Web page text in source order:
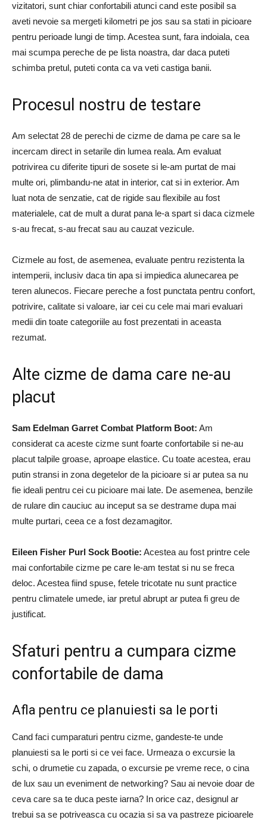
vizitatori, sunt chiar confortabili atunci cand este posibil sa
aveti nevoie sa mergeti kilometri pe jos sau sa stati in picioare
pentru perioade lungi de timp. Acestea sunt, fara indoiala, cea
mai scumpa pereche de pe lista noastra, dar daca puteti
schimba pretul, puteti conta ca va veti castiga banii.
Procesul nostru de testare
Am selectat 28 de perechi de cizme de dama pe care sa le
incercam direct in setarile din lumea reala. Am evaluat
potrivirea cu diferite tipuri de sosete si le-am purtat de mai
multe ori, plimbandu-ne atat in ​​interior, cat si in exterior. Am
luat nota de senzatie, cat de rigide sau flexibile au fost
materialele, cat de mult a durat pana le-a spart si daca cizmele
s-au frecat, s-au frecat sau au cauzat vezicule.
Cizmele au fost, de asemenea, evaluate pentru rezistenta la
intemperii, inclusiv daca tin apa si impiedica alunecarea pe
teren alunecos. Fiecare pereche a fost punctata pentru confort,
potrivire, calitate si valoare, iar cei cu cele mai mari evaluari
medii din toate categoriile au fost prezentati in aceasta
rezumat.
Alte cizme de dama care ne-au
placut
Sam Edelman Garret Combat Platform Boot: Am
considerat ca aceste cizme sunt foarte confortabile si ne-au
placut talpile groase, aproape elastice. Cu toate acestea, erau
putin stransi in zona degetelor de la picioare si ar putea sa nu
fie ideali pentru cei cu picioare mai late. De asemenea, benzile
de rulare din cauciuc au inceput sa se destrame dupa mai
multe purtari, ceea ce a fost dezamagitor.
Eileen Fisher Purl Sock Bootie: Acestea au fost printre cele
mai confortabile cizme pe care le-am testat si nu se freca
deloc. Acestea fiind spuse, fetele tricotate nu sunt practice
pentru climatele umede, iar pretul abrupt ar putea fi greu de
justificat.
Sfaturi pentru a cumpara cizme
confortabile de dama
Afla pentru ce planuiesti sa le porti
Cand faci cumparaturi pentru cizme, gandeste-te unde
planuiesti sa le porti si ce vei face. Urmeaza o excursie la
schi, o drumetie cu zapada, o excursie pe vreme rece, o cina
de lux sau un eveniment de networking? Sau ai nevoie doar de
ceva care sa te duca peste iarna? In orice caz, designul ar
trebui sa se potriveasca cu ocazia si sa va pastreze picioarele